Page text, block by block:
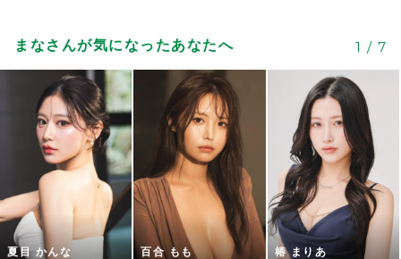
まなさんが気になったあなたへ 1 / 7
夏目 かんな 百合 もも 椿 まりあ